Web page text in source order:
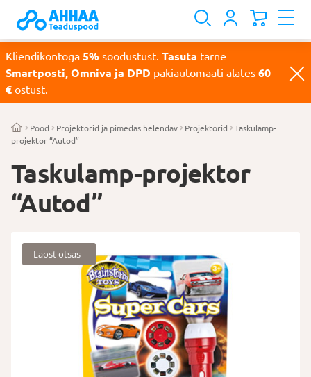
Kliendikontoga 5% soodustust. Tasuta tarne
Smartposti, Omniva ja DPD pakiautomaati alates 60
€ ostust.
Pood Projektorid ja pimedas helendav Projektorid
Taskulamp-
projektor “Autod”
Taskulamp-projektor
“Autod”
Laost otsas